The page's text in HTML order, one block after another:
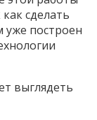
сделать
уже построен
выглядеть